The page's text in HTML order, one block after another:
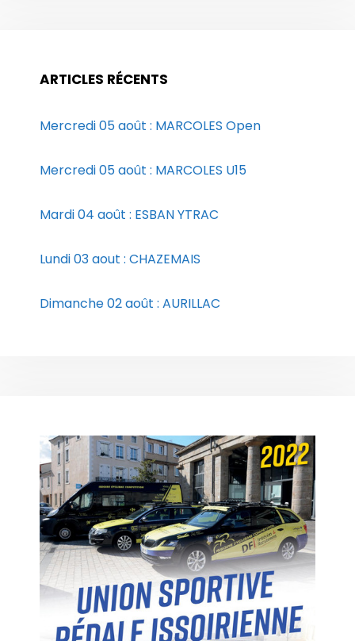
ARTICLES RÉCENTS
Mercredi 05 août : MARCOLES Open
Mercredi 05 août : MARCOLES U15
Mardi 04 août : ESBAN YTRAC
Lundi 03 aout : CHAZEMAIS
Dimanche 02 août : AURILLAC